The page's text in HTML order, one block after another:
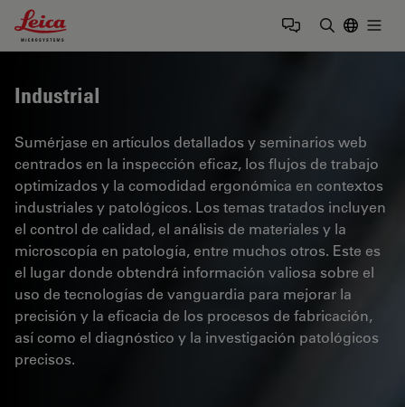
Leica Microsystems Logo
Industrial
Sumérjase en artículos detallados y seminarios web
centrados en la inspección eficaz, los flujos de trabajo
optimizados y la comodidad ergonómica en contextos
industriales y patológicos. Los temas tratados incluyen
el control de calidad, el análisis de materiales y la
microscopía en patología, entre muchos otros. Este es
el lugar donde obtendrá información valiosa sobre el
uso de tecnologías de vanguardia para mejorar la
precisión y la eficacia de los procesos de fabricación,
así como el diagnóstico y la investigación patológicos
precisos.